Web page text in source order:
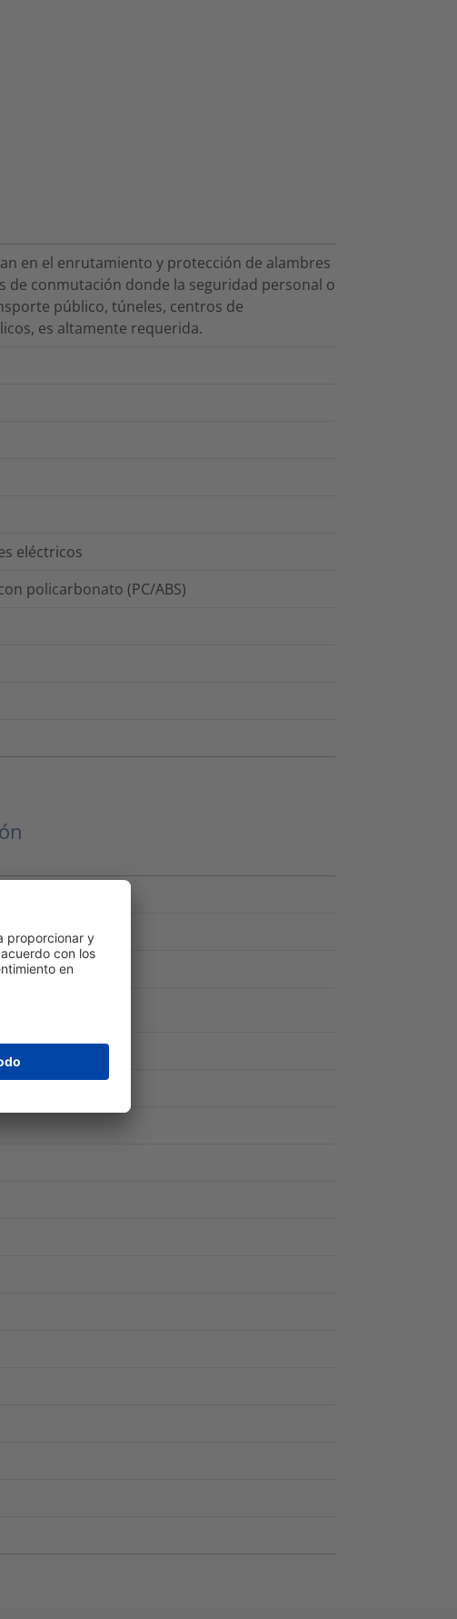
en el enrutamiento y protección de alambres
de conmutación donde la seguridad personal o
público, túneles, centros de
es altamente requerida.
eléctricos
policarbonato (PC/ABS)